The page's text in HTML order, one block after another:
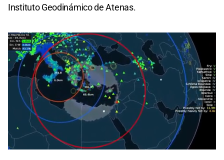
Instituto Geodinámico de Atenas.